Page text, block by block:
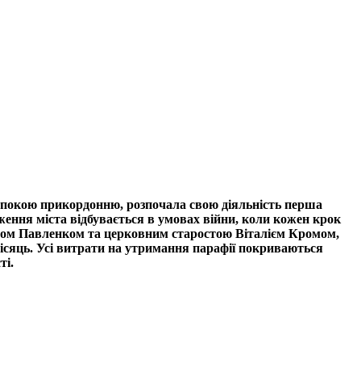
прикордонню, розпочала свою діяльність перша
міста відбувається в умовах війни, коли кожен крок
Павленком та церковним старостою Віталієм Кромом,
Усі витрати на утримання парафії покриваються